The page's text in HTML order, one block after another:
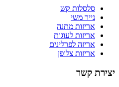
סלסלות קש
נייר משי
אריזות מתנה
אריזות לעוגות
אריזה לפרלינים
אריזות צלופן
יצירת קשר